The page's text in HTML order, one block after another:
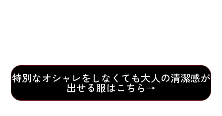
特別なオシャレをしなくても大人の清潔感が
出せる服はこちら→